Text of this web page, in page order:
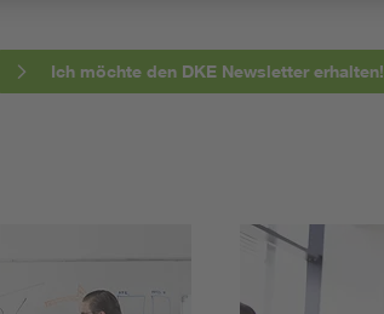
Ich möchte den DKE Newsletter erhalten!